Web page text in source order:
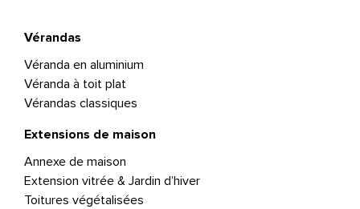
Vérandas
Véranda en aluminium
Véranda à toit plat
Vérandas classiques
Extensions de maison
Annexe de maison
Extension vitrée & Jardin d’hiver
Toitures végétalisées